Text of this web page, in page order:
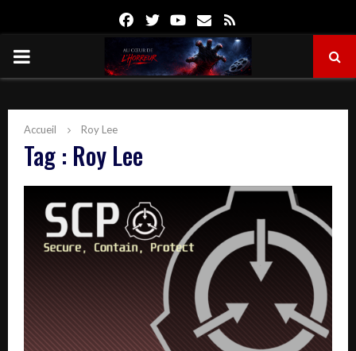
FacebookTwitterYoutube
Email
PRIMARY
Accueil Roy Lee
Tag : Roy Lee